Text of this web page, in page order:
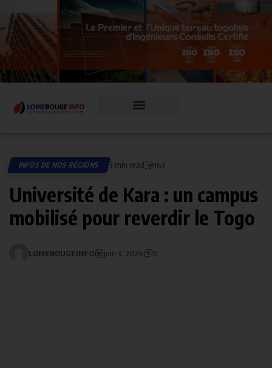
INFOS DE NOS RÉGIONS 3 min read 163
Université de Kara : un campus
mobilisé pour reverdir le Togo
LOMEBOUGEINFO juin 3, 2026 0